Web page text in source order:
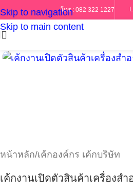
Skip to navigation
Skip to main content
โทร : 082 322 1227
หน้าหลัก/เค้กองค์กร เค้กบริษัท
เค้กงานเปิดตัวสินค้าเครื่องสำ